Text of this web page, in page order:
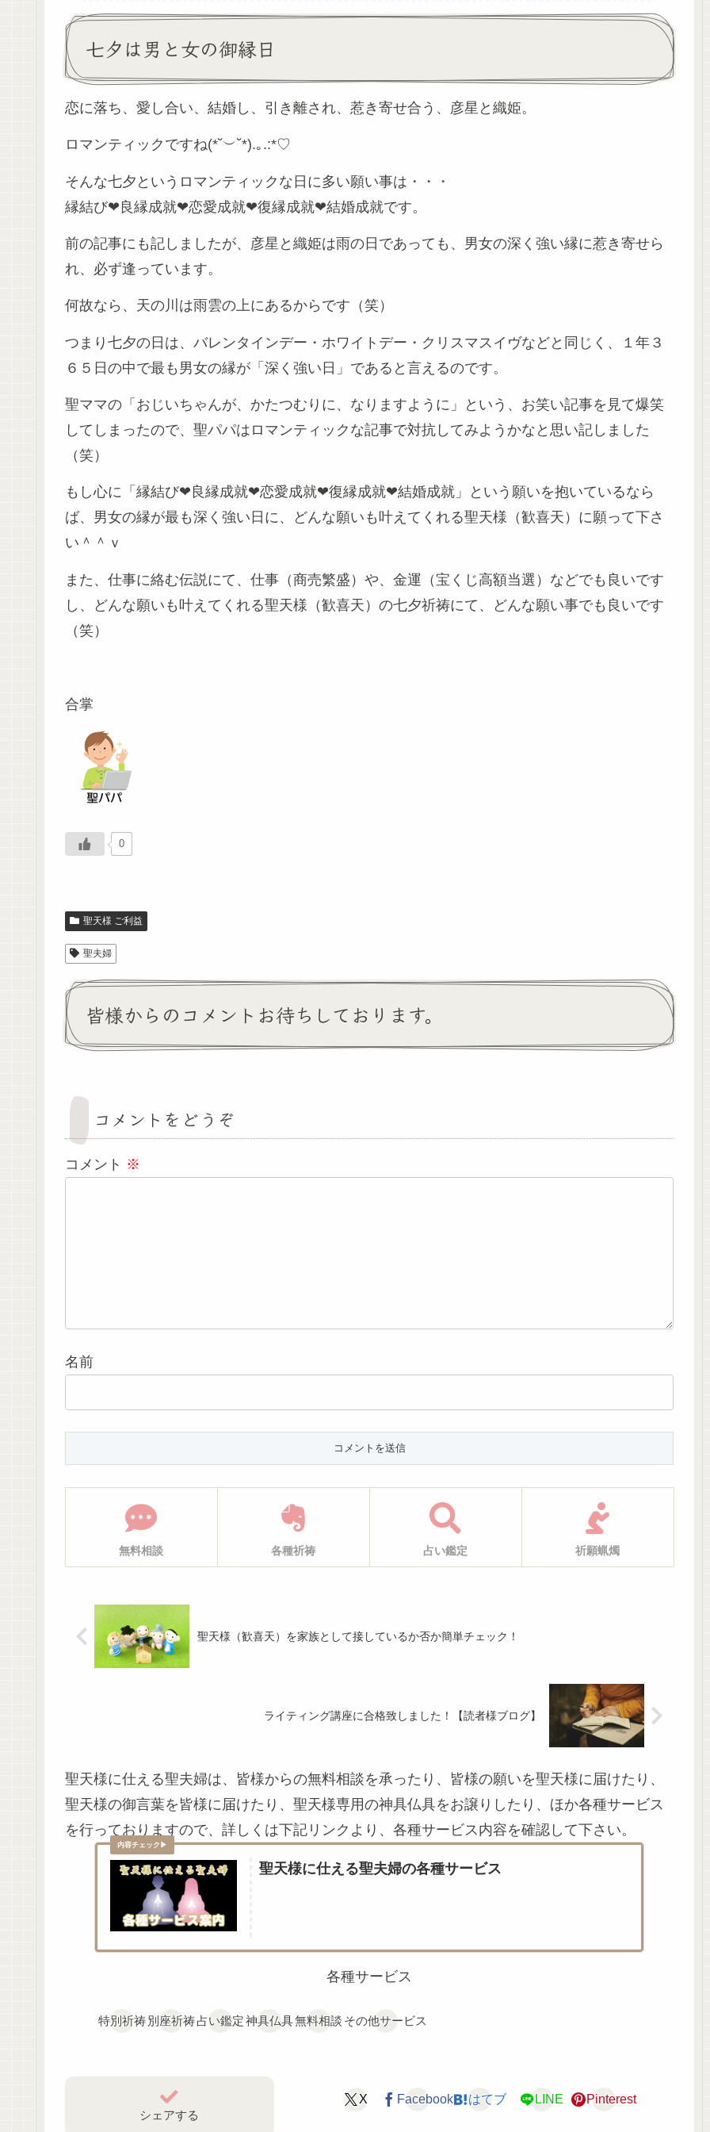
七夕は男と女の御縁日
恋に落ち、愛し合い、結婚し、引き離され、惹き寄せ合う、彦星と織姫。
ロマンティックですね(*˘︶˘*).｡.:*♡
そんな七夕というロマンティックな日に多い願い事は・・・
縁結び❤良縁成就❤恋愛成就❤復縁成就❤結婚成就です。
前の記事にも記しましたが、彦星と織姫は雨の日であっても、男女の深く強い縁に惹き寄せら
れ、必ず逢っています。
何故なら、天の川は雨雲の上にあるからです（笑）
つまり七夕の日は、バレンタインデー・ホワイトデー・クリスマスイヴなどと同じく、１年３
６５日の中で最も男女の縁が「深く強い日」であると言えるのです。
聖ママの「おじいちゃんが、かたつむりに、なりますように」という、お笑い記事を見て爆笑
してしまったので、聖パパはロマンティックな記事で対抗してみようかなと思い記しました
（笑）
もし心に「縁結び❤良縁成就❤恋愛成就❤復縁成就❤結婚成就」という願いを抱いているなら
ば、男女の縁が最も深く強い日に、どんな願いも叶えてくれる聖天様（歓喜天）に願って下さ
い＾＾ｖ
また、仕事に絡む伝説にて、仕事（商売繁盛）や、金運（宝くじ高額当選）などでも良いです
し、どんな願いも叶えてくれる聖天様（歓喜天）の七夕祈祷にて、どんな願い事でも良いです
（笑）
合掌
0
聖天様 ご利益
聖夫婦
皆様からのコメントお待ちしております。
コメントをどうぞ
コメント ※
名前
無料相談 各種祈祷 占い鑑定 祈願蝋燭
聖天様（歓喜天）を家族として接しているか否か簡単チェック！
ライティング講座に合格致しました！【読者様ブログ】
聖天様に仕える聖夫婦は、皆様からの無料相談を承ったり、皆様の願いを聖天様に届けたり、
聖天様の御言葉を皆様に届けたり、聖天様専用の神具仏具をお譲りしたり、ほか各種サービス
を行っておりますので、詳しくは下記リンクより、各種サービス内容を確認して下さい。
聖天様に仕える聖夫婦の各種サービス
各種サービス
特別祈祷別座祈祷占い鑑定神具仏具無料相談 その他サービス
シェアする
X Facebook はてブ LINE Pinterest